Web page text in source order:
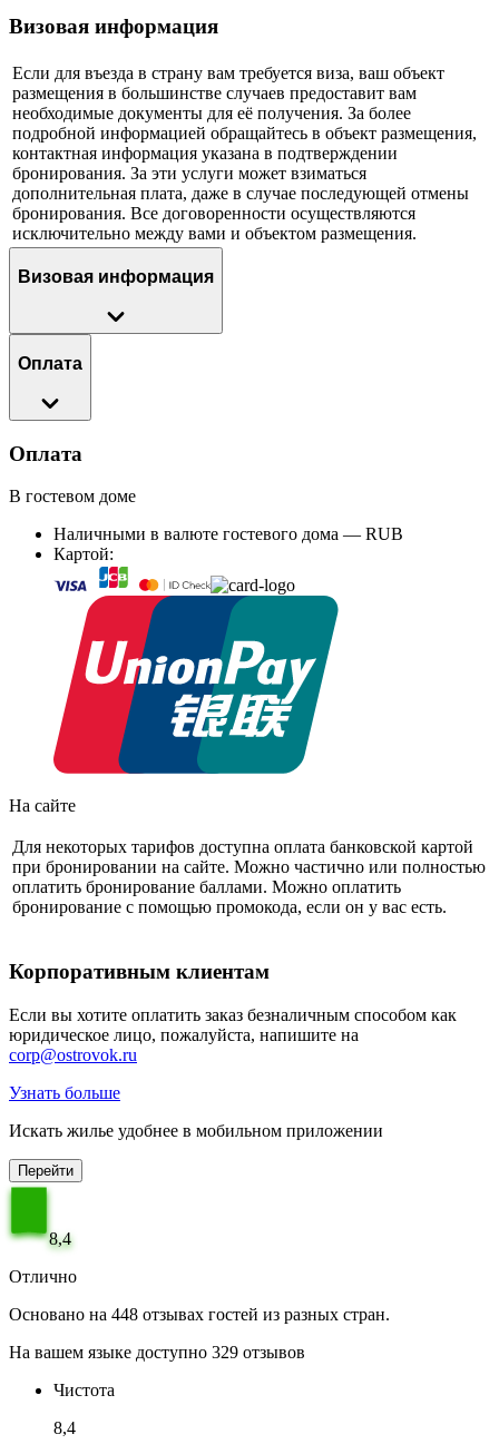
Визовая информация
Если для въезда в страну вам требуется виза, ваш объект
размещения в большинстве случаев предоставит вам
необходимые документы для её получения. За более
подробной информацией обращайтесь в объект размещения,
контактная информация указана в подтверждении
бронирования. За эти услуги может взиматься
дополнительная плата, даже в случае последующей отмены
бронирования. Все договоренности осуществляются
исключительно между вами и объектом размещения.
Визовая информация
Оплата
Оплата
В гостевом доме
Наличными в валюте гостевого дома — RUB
Картой:
На сайте
Для некоторых тарифов доступна оплата банковской картой
при бронировании на сайте. Можно частично или полностью
оплатить бронирование баллами. Можно оплатить
бронирование с помощью промокода, если он у вас есть.
Корпоративным клиентам
Если вы хотите оплатить заказ безналичным способом как
юридическое лицо, пожалуйста, напишите на
corp@ostrovok.ru
Узнать больше
Искать жилье удобнее в мобильном приложении
Перейти
8,4
Отлично
Основано на 448 отзывах гостей из разных стран.
На вашем языке доступно 329 отзывов
Чистота
8,4